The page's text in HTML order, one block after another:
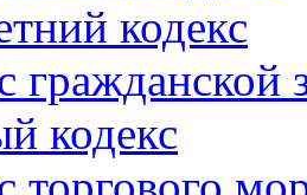
кодекс
гражданской
кодекс